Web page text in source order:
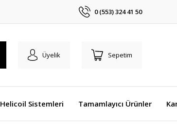
0 (553) 324 41 50
Üyelik Sepetim
Helicoil Sistemleri Tamamlayıcı Ürünler